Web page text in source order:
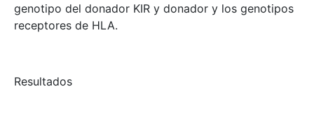
genotipo del donador KIR y donador y los genotipos
receptores de HLA.
Resultados